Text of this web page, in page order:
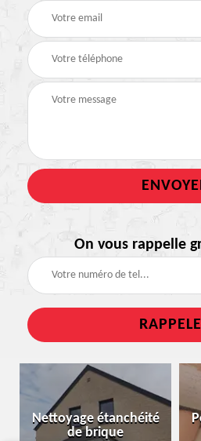
On vous rappelle
Nettoyage étanchéité
de brique